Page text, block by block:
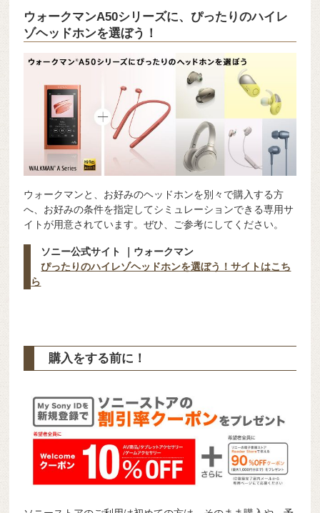
ウォークマンA50シリーズに、ぴったりのハイレ
ゾヘッドホンを選ぼう！
ウォークマンと、お好みのヘッドホンを別々で購入する方
へ、お好みの条件を指定してシミュレーションできる専用サ
イトが用意されています。ぜひ、ご参考にしてください。
ソニー公式サイト ｜ウォークマン
ぴったりのハイレゾヘッドホンを選ぼう！サイトはこち
ら
購入をする前に！